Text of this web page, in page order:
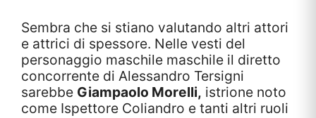
Sembra che si stiano valutando altri attori
e attrici di spessore. Nelle vesti del
personaggio maschile maschile il diretto
concorrente di Alessandro Tersigni
sarebbe Giampaolo Morelli, istrione noto
come Ispettore Coliandro e tanti altri ruoli